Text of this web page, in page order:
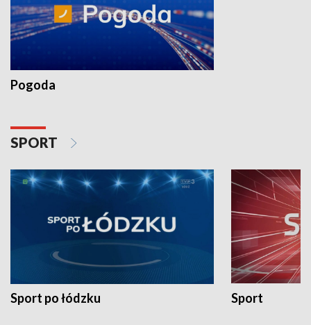
Pogoda
SPORT
Sport po łódzku Sport